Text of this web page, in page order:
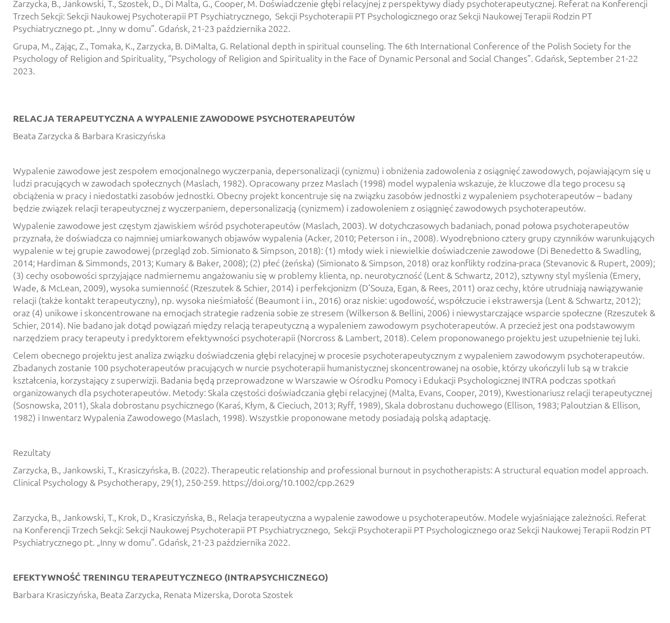
Zarzycka, B., Jankowski, T., Szostek, D., Di Malta, G., Cooper, M. Doświadczenie głębi relacyjnej z perspektywy diady psychoterapeutycznej. Referat na Konferencji
Trzech Sekcji: Sekcji Naukowej Psychoterapii PT Psychiatrycznego, Sekcji Psychoterapii PT Psychologicznego oraz Sekcji Naukowej Terapii Rodzin PT
Psychiatrycznego pt. „Inny w domu”. Gdańsk, 21-23 października 2022.
Grupa, M., Zając, Z., Tomaka, K., Zarzycka, B. DiMalta, G. Relational depth in spiritual counseling. The 6th International Conference of the Polish Society for the
Psychology of Religion and Spirituality, “Psychology of Religion and Spirituality in the Face of Dynamic Personal and Social Changes”. Gdańsk, September 21-22
2023.
RELACJA TERAPEUTYCZNA A WYPALENIE ZAWODOWE PSYCHOTERAPEUTÓW
Beata Zarzycka & Barbara Krasiczyńska
Wypalenie zawodowe jest zespołem emocjonalnego wyczerpania, depersonalizacji (cynizmu) i obniżenia zadowolenia z osiągnięć zawodowych, pojawiającym się u
ludzi pracujących w zawodach społecznych (Maslach, 1982). Opracowany przez Maslach (1998) model wypalenia wskazuje, że kluczowe dla tego procesu są
obciążenia w pracy i niedostatki zasobów jednostki. Obecny projekt koncentruje się na związku zasobów jednostki z wypaleniem psychoterapeutów – badany
będzie związek relacji terapeutycznej z wyczerpaniem, depersonalizacją (cynizmem) i zadowoleniem z osiągnięć zawodowych psychoterapeutów.
Wypalenie zawodowe jest częstym zjawiskiem wśród psychoterapeutów (Maslach, 2003). W dotychczasowych badaniach, ponad połowa psychoterapeutów
przyznała, że doświadcza co najmniej umiarkowanych objawów wypalenia (Acker, 2010; Peterson i in., 2008). Wyodrębniono cztery grupy czynników warunkujących
wypalenie w tej grupie zawodowej (przegląd zob. Simionato & Simpson, 2018): (1) młody wiek i niewielkie doświadczenie zawodowe (Di Benedetto & Swadling,
2014; Hardiman & Simmonds, 2013; Kumary & Baker, 2008); (2) płeć (żeńska) (Simionato & Simpson, 2018) oraz konflikty rodzina-praca (Stevanovic & Rupert, 2009);
(3) cechy osobowości sprzyjające nadmiernemu angażowaniu się w problemy klienta, np. neurotyczność (Lent & Schwartz, 2012), sztywny styl myślenia (Emery,
Wade, & McLean, 2009), wysoka sumienność (Rzeszutek & Schier, 2014) i perfekcjonizm (D’Souza, Egan, & Rees, 2011) oraz cechy, które utrudniają nawiązywanie
relacji (także kontakt terapeutyczny), np. wysoka nieśmiałość (Beaumont i in., 2016) oraz niskie: ugodowość, współczucie i ekstrawersja (Lent & Schwartz, 2012);
oraz (4) unikowe i skoncentrowane na emocjach strategie radzenia sobie ze stresem (Wilkerson & Bellini, 2006) i niewystarczające wsparcie społeczne (Rzeszutek &
Schier, 2014). Nie badano jak dotąd powiązań między relacją terapeutyczną a wypaleniem zawodowym psychoterapeutów. A przecież jest ona podstawowym
narzędziem pracy terapeuty i predyktorem efektywności psychoterapii (Norcross & Lambert, 2018). Celem proponowanego projektu jest uzupełnienie tej luki.
Celem obecnego projektu jest analiza związku doświadczenia głębi relacyjnej w procesie psychoterapeutycznym z wypaleniem zawodowym psychoterapeutów.
Zbadanych zostanie 100 psychoterapeutów pracujących w nurcie psychoterapii humanistycznej skoncentrowanej na osobie, którzy ukończyli lub są w trakcie
kształcenia, korzystający z superwizji. Badania będą przeprowadzone w Warszawie w Ośrodku Pomocy i Edukacji Psychologicznej INTRA podczas spotkań
organizowanych dla psychoterapeutów. Metody: Skala częstości doświadczania głębi relacyjnej (Malta, Evans, Cooper, 2019), Kwestionariusz relacji terapeutycznej
(Sosnowska, 2011), Skala dobrostanu psychicznego (Karaś, Kłym, & Cieciuch, 2013; Ryff, 1989), Skala dobrostanu duchowego (Ellison, 1983; Paloutzian & Ellison,
1982) i Inwentarz Wypalenia Zawodowego (Maslach, 1998). Wszystkie proponowane metody posiadają polską adaptację.
Rezultaty
Zarzycka, B., Jankowski, T., Krasiczyńska, B. (2022). Therapeutic relationship and professional burnout in psychotherapists: A structural equation model approach.
Clinical Psychology & Psychotherapy, 29(1), 250-259. https://doi.org/10.1002/cpp.2629
Zarzycka, B., Jankowski, T., Krok, D., Krasiczyńska, B., Relacja terapeutyczna a wypalenie zawodowe u psychoterapeutów. Modele wyjaśniające zależności. Referat
na Konferencji Trzech Sekcji: Sekcji Naukowej Psychoterapii PT Psychiatrycznego, Sekcji Psychoterapii PT Psychologicznego oraz Sekcji Naukowej Terapii Rodzin PT
Psychiatrycznego pt. „Inny w domu”. Gdańsk, 21-23 października 2022.
EFEKTYWNOŚĆ TRENINGU TERAPEUTYCZNEGO (INTRAPSYCHICZNEGO)
Barbara Krasiczyńska, Beata Zarzycka, Renata Mizerska, Dorota Szostek